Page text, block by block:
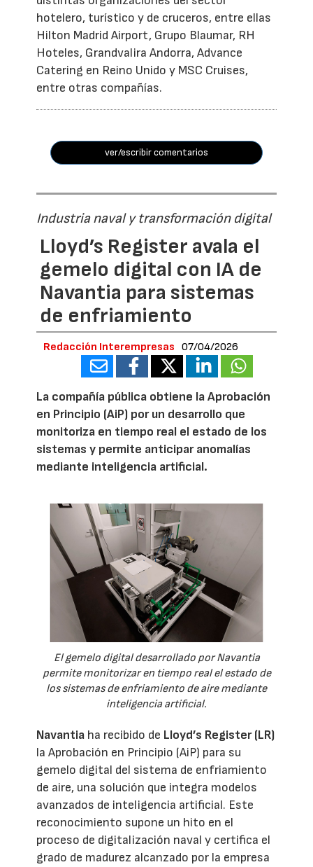
hotelero, turístico y de cruceros, entre ellas
Hilton Madrid Airport, Grupo Blaumar, RH
Hoteles, Grandvalira Andorra, Advance
Catering en Reino Unido y MSC Cruises,
entre otras compañías.
ver/escribir comentarios
Industria naval y transformación digital
Lloyd’s Register avala el
gemelo digital con IA de
Navantia para sistemas
de enfriamiento
Redacción Interempresas 07/04/2026
La compañía pública obtiene la Aprobación
en Principio (AiP) por un desarrollo que
monitoriza en tiempo real el estado de los
sistemas y permite anticipar anomalías
mediante inteligencia artificial.
El gemelo digital desarrollado por Navantia
permite monitorizar en tiempo real el estado de
los sistemas de enfriamiento de aire mediante
inteligencia artificial.
Navantia ha recibido de Lloyd’s Register (LR)
la Aprobación en Principio (AiP) para su
gemelo digital del sistema de enfriamiento
de aire, una solución que integra modelos
avanzados de inteligencia artificial. Este
reconocimiento supone un hito en el
proceso de digitalización naval y certifica el
grado de madurez alcanzado por la empresa